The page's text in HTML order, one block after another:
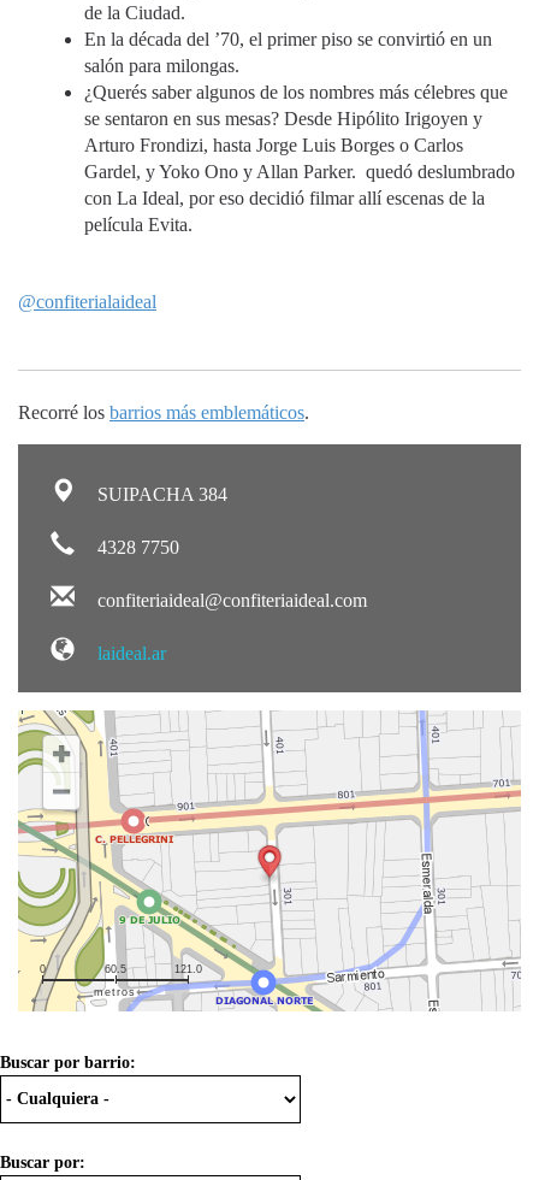
de la Ciudad.
En la década del ’70, el primer piso se convirtió en un
salón para milongas.
¿Querés saber algunos de los nombres más célebres que
se sentaron en sus mesas? Desde Hipólito Irigoyen y
Arturo Frondizi, hasta Jorge Luis Borges o Carlos
Gardel, y Yoko Ono y Allan Parker. quedó deslumbrado
con La Ideal, por eso decidió filmar allí escenas de la
película Evita.
@confiterialaideal
Recorré los barrios más emblemáticos.
SUIPACHA 384
4328 7750
confiteriaideal@confiteriaideal.com
laideal.ar
metros
0 60.5 121.0
Buscar por barrio:
Buscar por: